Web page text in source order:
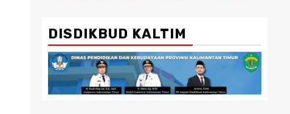
DISDIKBUD KALTIM